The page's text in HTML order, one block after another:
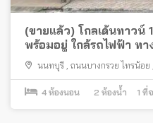
(ขายแล้ว) โกลเด้นทาวน์
พร้อมอยู่ ใกล้รถไฟฟ้า ทา
นนทบุรี , ถนนบางกรวย ไทรน้อย
4 ห้องนอน 2 ห้องน้ำ 1 ที่